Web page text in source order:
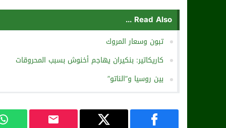
Read Also ...
تبون وسعار المروك
كاريكاتير: بنكيران يهاجم أخنوش بسبب المحروقات
بين روسيا و”الناتو”